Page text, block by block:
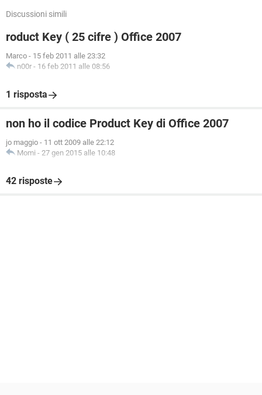
Discussioni simili
roduct Key ( 25 cifre ) Office 2007
Marco - 15 feb 2011 alle 23:32
n00r - 16 feb 2011 alle 08:56
1 risposta
non ho il codice Product Key di Office 2007
jo maggio - 11 ott 2009 alle 22:12
Momi - 27 gen 2015 alle 10:48
42 risposte